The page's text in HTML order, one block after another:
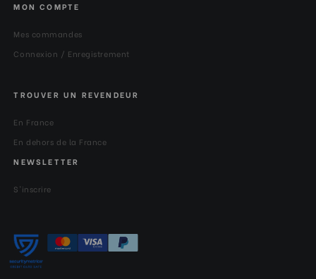
MON COMPTE
Mes commandes
Connexion / Enregistrement
TROUVER UN REVENDEUR
En France
En dehors de la France
NEWSLETTER
S'inscrire